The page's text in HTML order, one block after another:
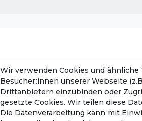
Wir verwenden Cookies und
Besucher:innen unserer Webseite
Drittanbietern einzubinden oder
gesetzte Cookies. Wir teilen diese
Die Datenverarbeitung kann mit